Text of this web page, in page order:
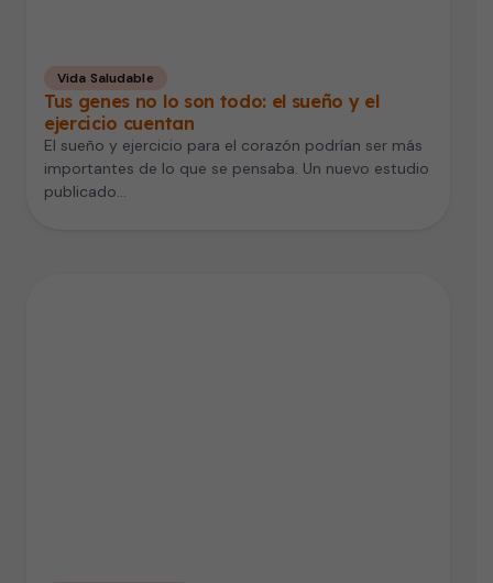
Vida Saludable
Tus genes no lo son todo: el sueño y el
ejercicio cuentan
El sueño y ejercicio para el corazón podrían ser más
importantes de lo que se pensaba. Un nuevo estudio
publicado…